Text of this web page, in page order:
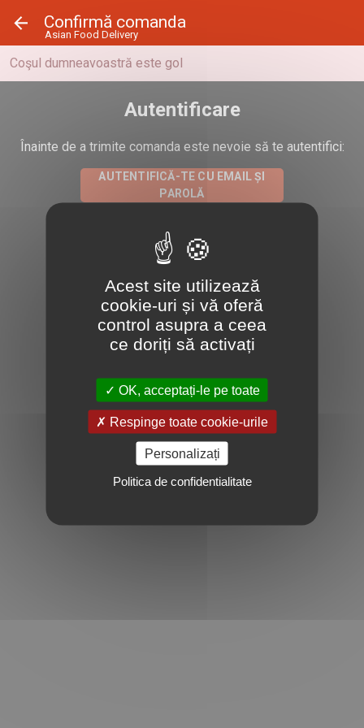
Confirmă comanda
Asian Food Delivery
Coşul dumneavoastră este gol
Autentificare
Înainte de a trimite comanda este nevoie să te autentifici:
AUTENTIFICĂ-TE CU EMAIL ȘI
PAROLĂ
Loghează-te cu Facebook
Loghează-te cu Google
Loghează-te cu Apple
Acest site utilizează
cookie-uri și vă oferă
control asupra a ceea
ce doriți să activați
OK, acceptați-le pe toate
Respinge toate cookie-urile
Personalizați
Politica de confidentialitate